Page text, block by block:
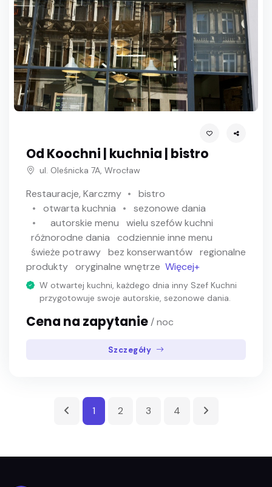
Od Koochni | kuchnia | bistro
ul. Oleśnicka 7A, Wrocław
Restauracje, Karczmy
bistro
otwarta kuchnia
sezonowe dania
autorskie menu
wielu szefów kuchni
różnorodne dania
codziennie inne menu
świeże potrawy bez konserwantów regionalne
produkty oryginalne wnętrze Więcej+
W otwartej kuchni, każdego dnia inny Szef Kuchni
przygotowuje swoje autorskie, sezonowe dania.
Cena na zapytanie / noc
Szczegóły
1 2 3 4